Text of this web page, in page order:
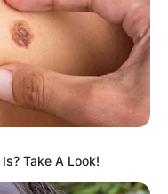
Take A Look!